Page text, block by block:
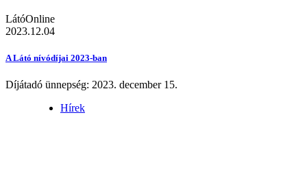
LátóOnline
2023.12.04
A Látó nívódíjai 2023-ban
Díjátadó ünnepség: 2023. december 15.
Hírek